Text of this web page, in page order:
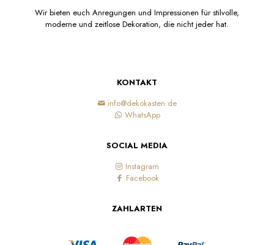
Wir bieten euch Anregungen und Impressionen für stilvolle,
moderne und zeitlose Dekoration, die nicht jeder hat.
KONTAKT
info@dekokasten.de
WhatsApp
SOCIAL MEDIA
Instagram
Facebook
ZAHLARTEN